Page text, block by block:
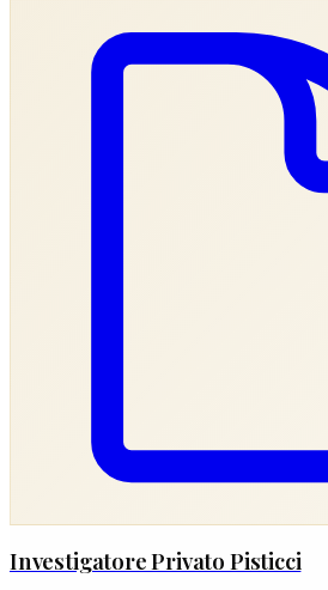
Investigatore Privato Pisticci